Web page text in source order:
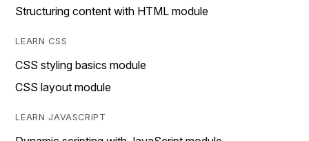
Structuring content with HTML module
LEARN CSS
CSS styling basics module
CSS layout module
LEARN JAVASCRIPT